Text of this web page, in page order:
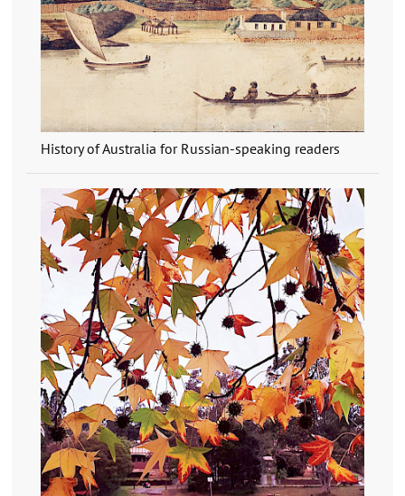
History of Australia for Russian-speaking readers